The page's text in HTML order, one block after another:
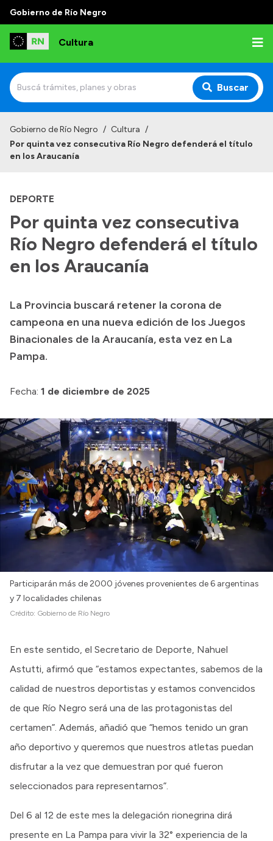
Gobierno de Río Negro
Cultura
Buscar
Institucional
Autoridades
Delegaciones
Normativa
Presupuesto
Boletín Oficial
Compras y licitaciones
Consulta de pago a proveedores
Intranet
Login
Gobierno de Río Negro / Cultura /
Por quinta vez consecutiva Río Negro defenderá el título
en los Araucanía
DEPORTE
Por quinta vez consecutiva
Río Negro defenderá el título
en los Araucanía
La Provincia buscará retener la corona de
campeona en una nueva edición de los Juegos
Binacionales de la Araucanía, esta vez en La
Pampa.
Fecha: 1 de diciembre de 2025
Participarán más de 2000 jóvenes provenientes de 6 argentinas
y 7 localidades chilenas
Crédito: Gobierno de Río Negro
En este sentido, el Secretario de Deporte, Nahuel
Astutti, afirmó que “estamos expectantes, sabemos de la
calidad de nuestros deportistas y estamos convencidos
de que Río Negro será una de las protagonistas del
certamen”. Además, añadió que “hemos tenido un gran
año deportivo y queremos que nuestros atletas puedan
disfrutar a la vez que demuestran por qué fueron
seleccionados para representarnos”.
Del 6 al 12 de este mes la delegación rionegrina dirá
presente en La Pampa para vivir la 32° experiencia de la